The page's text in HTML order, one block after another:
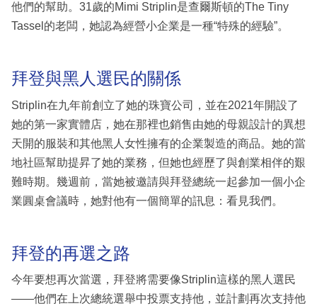
他們的幫助。31歲的Mimi Striplin是查爾斯頓的The Tiny
Tassel的老闆，她認為經營小企業是一種“特殊的經驗”。
拜登與黑人選民的關係
Striplin在九年前創立了她的珠寶公司，並在2021年開設了
她的第一家實體店，她在那裡也銷售由她的母親設計的異想
天開的服裝和其他黑人女性擁有的企業製造的商品。她的當
地社區幫助提昇了她的業務，但她也經歷了與創業相伴的艱
難時期。幾週前，當她被邀請與拜登總統一起參加一個小企
業圓桌會議時，她對他有一個簡單的訊息：看見我們。
拜登的再選之路
今年要想再次當選，拜登將需要像Striplin這樣的黑人選民
——他們在上次總統選舉中投票支持他，並計劃再次支持他